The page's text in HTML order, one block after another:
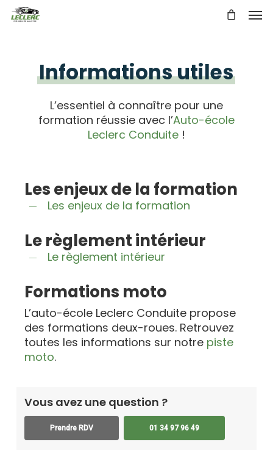
Skip
Informations utiles
L’essentiel à connaître pour une
formation réussie avec l’Auto-école
Leclerc Conduite!
Les enjeux de la formation
Les enjeux de la formation
Le règlement intérieur
Le règlement intérieur
Formations moto
L’auto-école Leclerc Conduite propose
des formations deux-roues. Retrouvez
toutes les informations sur notre piste
moto.
Vous avez une question ?
Prendre RDV 01 34 97 96 49